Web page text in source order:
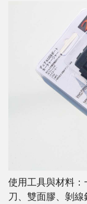
使用工具與材料
刀、雙面膠、剝線